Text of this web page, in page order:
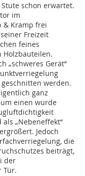
schon erwartet.
im
& Kramp frei
Freizeit
feines
Holzbauteilen.
„schweres Gerät“
werden.
ganz
einen wurde
„Nebeneffekt“
Jedoch
die
beiträgt,
der
Tür.